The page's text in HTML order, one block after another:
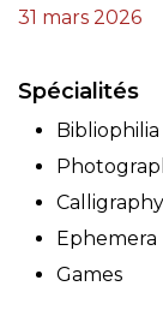
31 mars 2026
Spécialités
Bibliophilia
Calligraphy
Ephemera
Games